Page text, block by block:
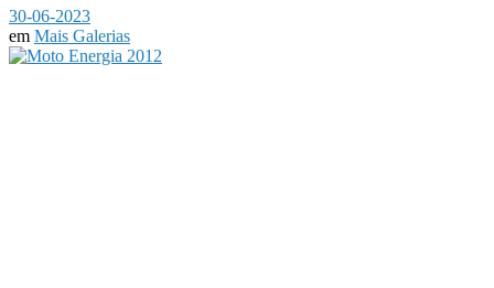
30-06-2023
em Mais Galerias